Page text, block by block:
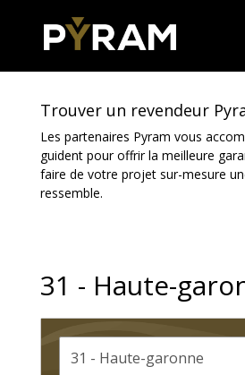
Trouver un revendeur
Les partenaires Pyram vous
guident pour offrir la meilleure
faire de votre projet sur-mesure
ressemble.
31 - Haute-